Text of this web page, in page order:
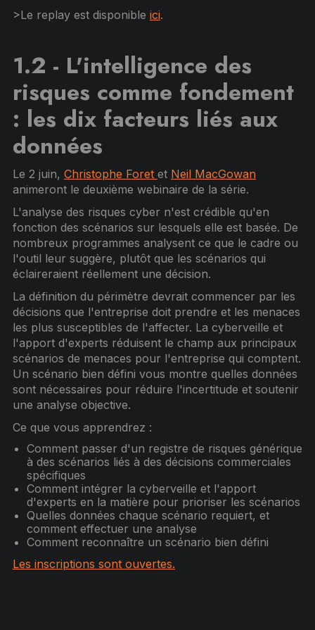
>Le replay est disponible ici.
1.2 - L'intelligence des
risques comme fondement
: les dix facteurs liés aux
données
Le 2 juin, Christophe Foret et Neil MacGowan
animeront le deuxième webinaire de la série.
L'analyse des risques cyber n'est crédible qu'en
fonction des scénarios sur lesquels elle est basée. De
nombreux programmes analysent ce que le cadre ou
l'outil leur suggère, plutôt que les scénarios qui
éclaireraient réellement une décision.
La définition du périmètre devrait commencer par les
décisions que l'entreprise doit prendre et les menaces
les plus susceptibles de l'affecter. La cyberveille et
l'apport d'experts réduisent le champ aux principaux
scénarios de menaces pour l'entreprise qui comptent.
Un scénario bien défini vous montre quelles données
sont nécessaires pour réduire l'incertitude et soutenir
une analyse objective.
Ce que vous apprendrez :
Comment passer d'un registre de risques générique
à des scénarios liés à des décisions commerciales
spécifiques
Comment intégrer la cyberveille et l'apport
d'experts en la matière pour prioriser les scénarios
Quelles données chaque scénario requiert, et
comment effectuer une analyse
Comment reconnaître un scénario bien défini
Les inscriptions sont ouvertes.